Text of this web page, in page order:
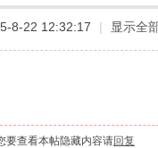
8-22 12:32:17 | 显示全
要查看本帖隐藏内容请回复